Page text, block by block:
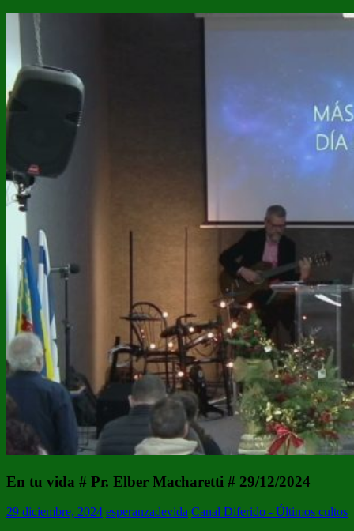
En tu vida # Pr. Elber Macharetti # 29/12/2024
29 diciembre, 2024 esperanzadevida Canal Diferido - Últimos cultos